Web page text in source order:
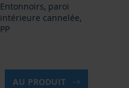
Entonnoirs, paroi
intérieure cannelée,
PP
AU PRODUIT